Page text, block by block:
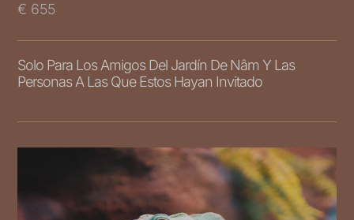
€ 655
Solo Para Los Amigos Del Jardín De Nâm Y Las
Personas A Las Que Estos Hayan Invitado